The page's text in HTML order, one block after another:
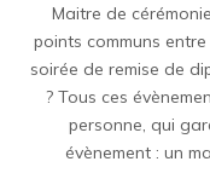
Maitre de
points communs
soirée de remise de
? Tous ces
personne, qui
évènement : un